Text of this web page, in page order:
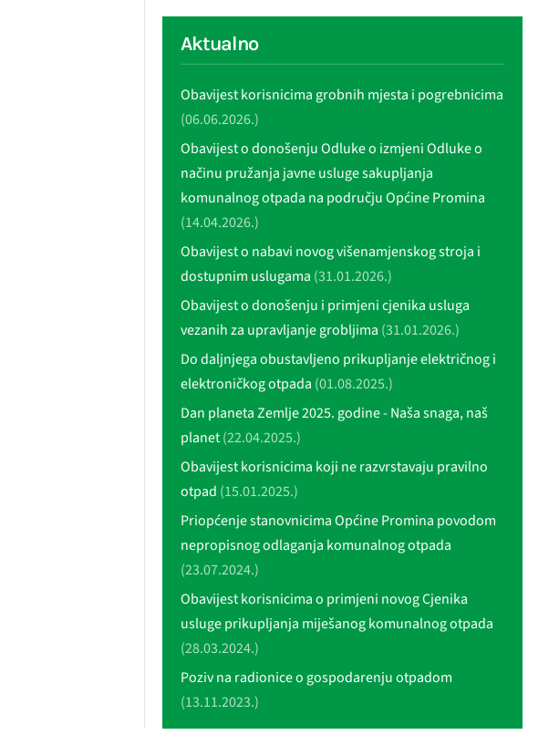
Aktualno
Obavijest korisnicima grobnih mjesta i pogrebnicima
(06.06.2026.)
Obavijest o donošenju Odluke o izmjeni Odluke o
načinu pružanja javne usluge sakupljanja
komunalnog otpada na području Općine Promina
(14.04.2026.)
Obavijest o nabavi novog višenamjenskog stroja i
dostupnim uslugama (31.01.2026.)
Obavijest o donošenju i primjeni cjenika usluga
vezanih za upravljanje grobljima (31.01.2026.)
Do daljnjega obustavljeno prikupljanje električnog i
elektroničkog otpada (01.08.2025.)
Dan planeta Zemlje 2025. godine - Naša snaga, naš
planet(22.04.2025.)
Obavijest korisnicima koji ne razvrstavaju pravilno
otpad (15.01.2025.)
Priopćenje stanovnicima Općine Promina povodom
nepropisnog odlaganja komunalnog otpada
(23.07.2024.)
Obavijest korisnicima o primjeni novog Cjenika
usluge prikupljanja miješanog komunalnog otpada
(28.03.2024.)
Poziv na radionice o gospodarenju otpadom
(13.11.2023.)